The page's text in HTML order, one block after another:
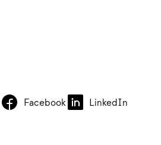
Facebook
LinkedIn